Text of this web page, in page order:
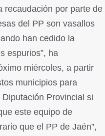
recaudación por parte de
del PP son vasallos
han cedido la
espurios”, ha
miércoles, a partir
municipios para
Provincial si
este equipo de
que el PP de Jaén”,